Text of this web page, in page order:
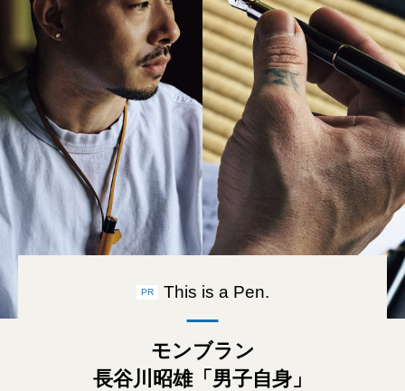
PR This is a Pen.
モンブラン
長谷川昭雄「男子自身」